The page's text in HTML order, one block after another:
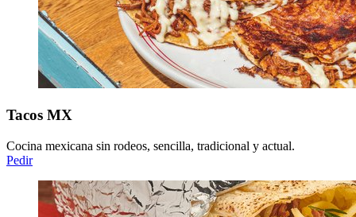
Tacos MX
Cocina mexicana sin rodeos, sencilla, tradicional y actual.
Pedir